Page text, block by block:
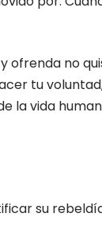
ofrenda no
tu
la vida
su